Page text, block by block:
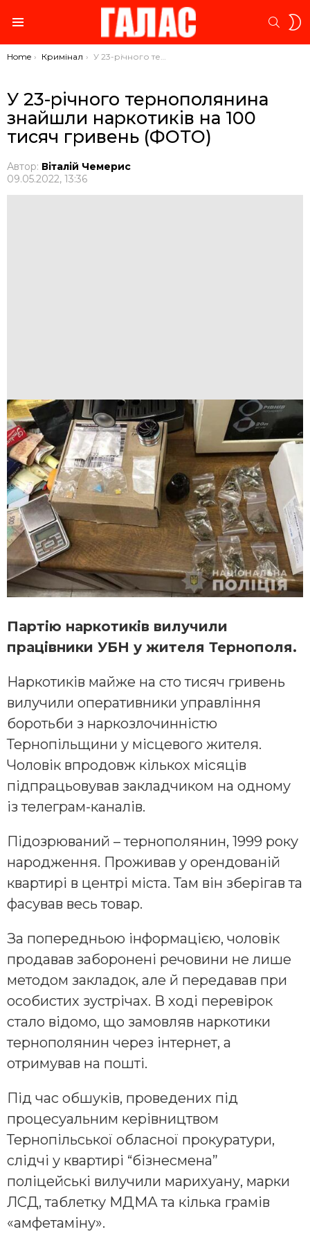
You are here:
Home Кримінал У 23-річного тернополянина знайшли наркотиків на 100 тисяч гривень (ФОТО)
У 23-річного тернополянина
знайшли наркотиків на 100
тисяч гривень (ФОТО)
Автор: Віталій Чемерис
09.05.2022, 13:36
Партію наркотиків вилучили
працівники УБН у жителя Тернополя.
Наркотиків майже на сто тисяч гривень
вилучили оперативники управління
боротьби з наркозлочинністю
Тернопільщини у місцевого жителя.
Чоловік впродовж кількох місяців
підпрацьовував закладчиком на одному
із телеграм-каналів.
Підозрюваний – тернополянин, 1999 року
народження. Проживав у орендованій
квартирі в центрі міста. Там він зберігав та
фасував весь товар.
За попередньою інформацією, чоловік
продавав заборонені речовини не лише
методом закладок, але й передавав при
особистих зустрічах. В ході перевірок
стало відомо, що замовляв наркотики
тернополянин через інтернет, а
отримував на пошті.
Під час обшуків, проведених під
процесуальним керівництвом
Тернопільської обласної прокуратури,
слідчі у квартирі “бізнесмена”
поліцейські вилучили марихуану, марки
ЛСД, таблетку МДМА та кілька грамів
«амфетаміну».